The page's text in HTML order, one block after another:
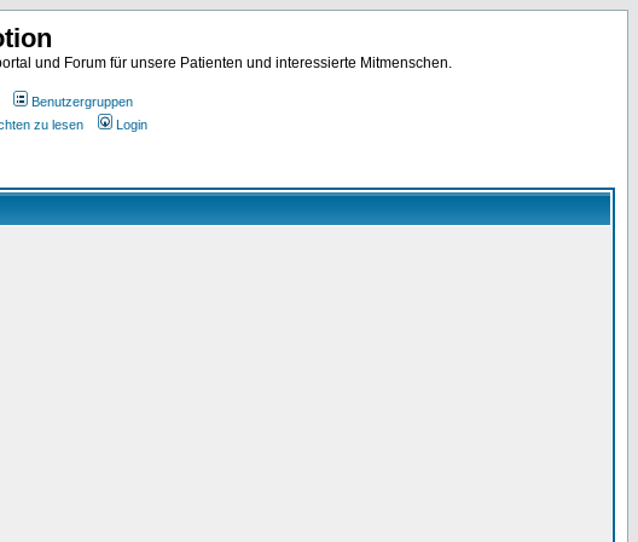
und Forum für unsere Patienten und interessierte Mitmenschen.
Benutzergruppen
zu lesen Login